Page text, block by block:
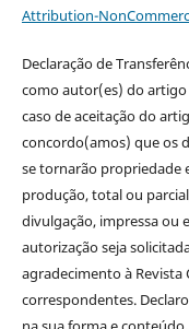
Attribution-
Declaração de
como autor(es) do
caso de aceitação do
concordo(amos) que os
se tornarão propriedade
produção, total ou
divulgação, impressa ou
autorização seja
agradecimento à Revista
correspondentes.